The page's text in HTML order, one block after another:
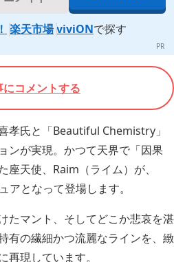
楽天市場 viviONで探す
にコメントする
孝氏と「Beautiful Chemistry」
ンが実現。かつて天界で「因果
天使、Raim（ライム）が、
となって登場します。
たマント、そしてどこか悲哀を湛
有の繊細かつ流麗なラインを、緻
再現しています。